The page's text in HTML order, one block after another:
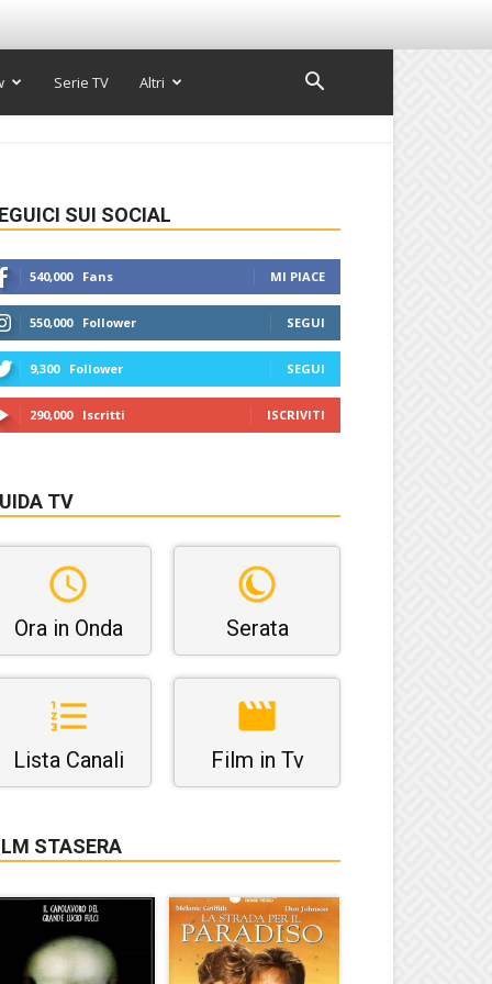
Serie TV Altri
SUI SOCIAL
540,000 Fans MI PIACE
550,000 Follower SEGUI
9,300 Follower SEGUI
290,000 Iscritti ISCRIVITI
TV
Ora in Onda Serata
Lista Canali Film in Tv
STASERA